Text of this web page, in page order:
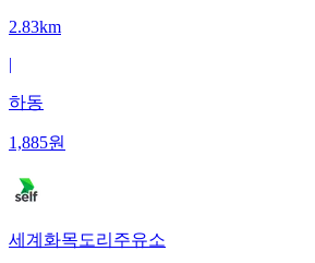
2.83km
|
하동
1,885원
세계화목도리주유소